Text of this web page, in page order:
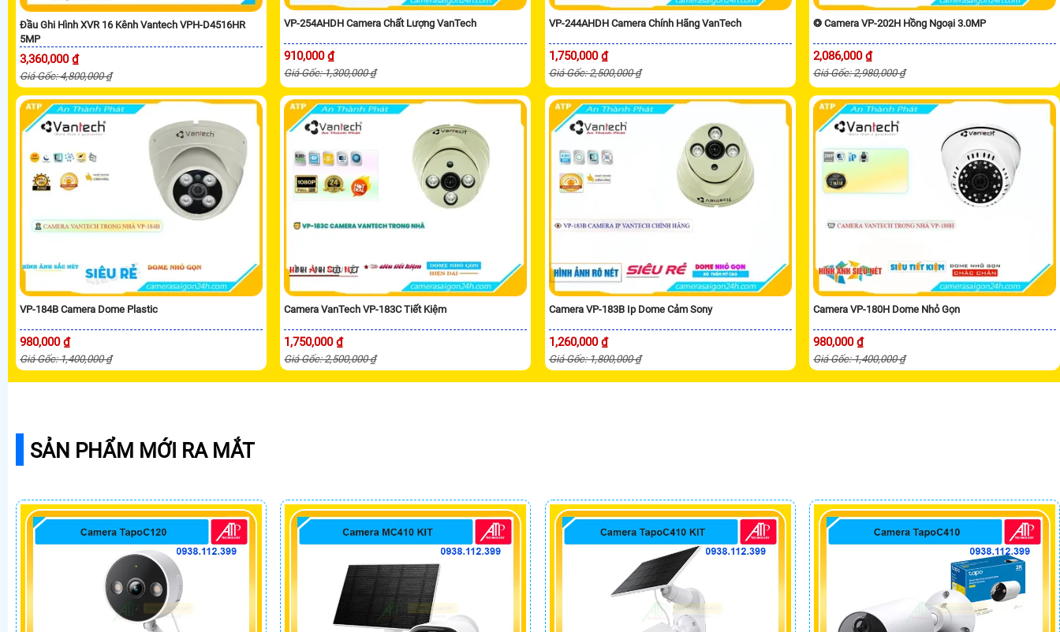
Đầu Ghi Hình XVR 16 Kênh Vantech VPH-D4516HR
5MP
3,360,000 ₫
Giá Gốc: 4,800,000 ₫
VP-254AHDH Camera Chất Lượng VanTech
910,000 ₫
Giá Gốc: 1,300,000 ₫
VP-244AHDH Camera Chính Hãng VanTech
1,750,000 ₫
Giá Gốc: 2,500,000 ₫
❂ Camera VP-202H Hồng Ngoại 3.0MP
2,086,000 ₫
Giá Gốc: 2,980,000 ₫
VP-184B Camera Dome Plastic
980,000 ₫
Giá Gốc: 1,400,000 ₫
Camera VanTech VP-183C Tiết Kiệm
1,750,000 ₫
Giá Gốc: 2,500,000 ₫
Camera VP-183B Ip Dome Cảm Sony
1,260,000 ₫
Giá Gốc: 1,800,000 ₫
Camera VP-180H Dome Nhỏ Gọn
980,000 ₫
Giá Gốc: 1,400,000 ₫
SẢN PHẨM MỚI RA MẮT